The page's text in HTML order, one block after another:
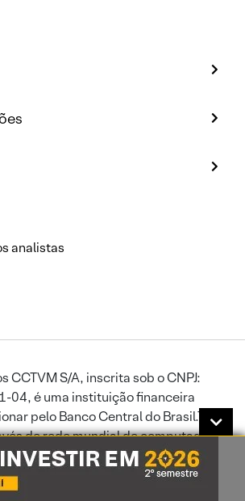
analistas
CCTVM S/A, inscrita sob o CNPJ:
é uma instituição financeira
pelo Banco Central do Brasil.Toda
de rede mundial de computadores
ou atrasos, podendo impedir
de ordens ou a recepção de
A XP Investimentos exime-se de